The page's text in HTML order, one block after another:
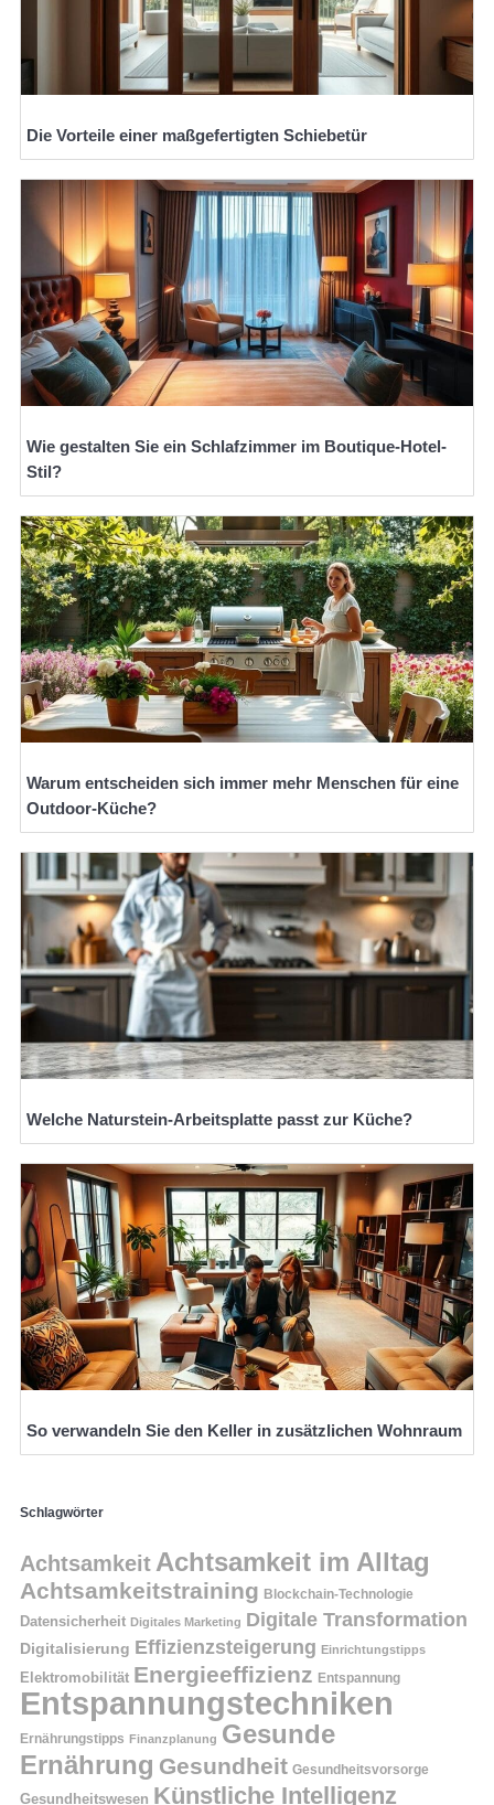
Die Vorteile einer maßgefertigten Schiebetür
Wie gestalten Sie ein Schlafzimmer im Boutique-Hotel-
Stil?
Warum entscheiden sich immer mehr Menschen für eine
Outdoor-Küche?
Welche Naturstein-Arbeitsplatte passt zur Küche?
So verwandeln Sie den Keller in zusätzlichen Wohnraum
Schlagwörter
Achtsamkeit Achtsamkeit im Alltag
Achtsamkeitstraining Blockchain-Technologie
Datensicherheit Digitales Marketing Digitale Transformation
Digitalisierung Effizienzsteigerung Einrichtungstipps
Elektromobilität Energieeffizienz Entspannung
Entspannungstechniken
Ernährungstipps Finanzplanung Gesunde
Ernährung Gesundheit Gesundheitsvorsorge
Gesundheitswesen Künstliche Intelligenz